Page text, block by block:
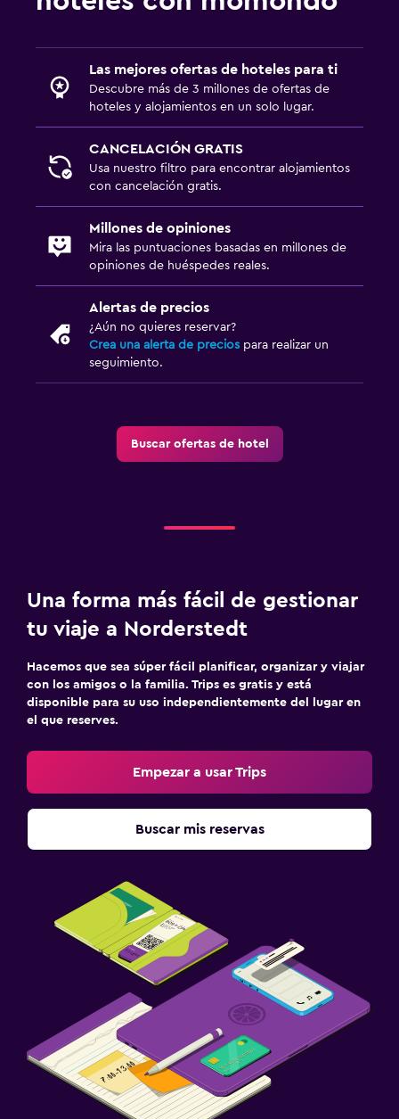
Las mejores ofertas de hoteles para ti
Descubre más de 3 millones de ofertas de
hoteles y alojamientos en un solo lugar.
CANCELACIÓN GRATIS
Usa nuestro filtro para encontrar alojamientos
con cancelación gratis.
Millones de opiniones
Mira las puntuaciones basadas en millones de
opiniones de huéspedes reales.
Alertas de precios
¿Aún no quieres reservar?
Crea una alerta de precios para realizar un
seguimiento.
Buscar ofertas de hotel
Una forma más fácil de gestionar
tu viaje a Norderstedt
Hacemos que sea súper fácil planificar, organizar y viajar
con los amigos o la familia. Trips es gratis y está
disponible para su uso independientemente del lugar en
el que reserves.
Empezar a usar Trips
Buscar mis reservas